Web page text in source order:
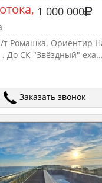
1 000 000
т Ромашка. Ориентир
. До СК "Звёздный" еха...
Заказать звонок